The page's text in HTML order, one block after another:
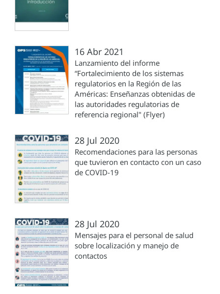
16 Abr 2021
Lanzamiento del informe
“Fortalecimiento de los sistemas
regulatorios en la Región de las
Américas: Enseñanzas obtenidas de
las autoridades regulatorias de
referencia regional" (Flyer)
28 Jul 2020
Recomendaciones para las personas
que tuvieron en contacto con un caso
de COVID-19
28 Jul 2020
Mensajes para el personal de salud
sobre localización y manejo de
contactos